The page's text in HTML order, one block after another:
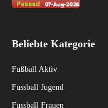
Beliebte Kategorie
Fußball Aktiv
Fussball Jugend
Fussball Frauen